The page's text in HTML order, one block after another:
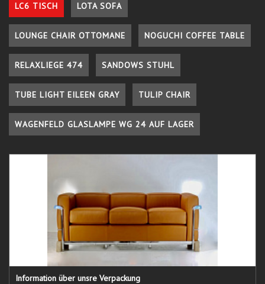
LC6 TISCH LOTA SOFA
LOUNGE CHAIR OTTOMANE NOGUCHI COFFEE TABLE
RELAXLIEGE 474 SANDOWS STUHL
TUBE LIGHT EILEEN GRAY TULIP CHAIR
WAGENFELD GLASLAMPE WG 24 AUF LAGER
Information über unsre Verpackung